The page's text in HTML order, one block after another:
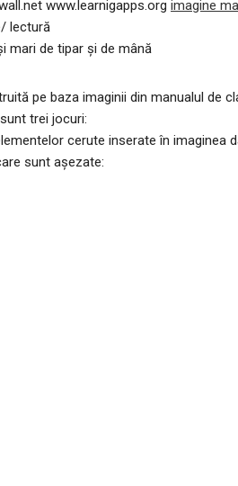
www.learnigapps.org imagine
lectură
mari de tipar şi de mână
pe baza imaginii din manualul de
trei jocuri:
cerute inserate în imaginea
sunt așezate: